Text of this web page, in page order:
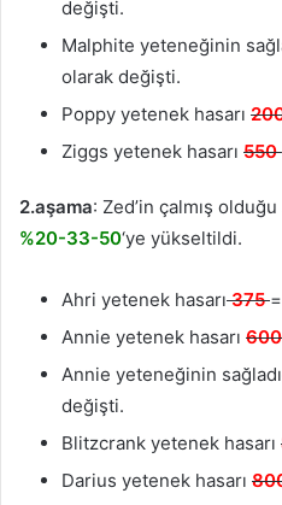
değişti.
Malphite yeteneğinin
olarak değişti.
Poppy yetenek hasarı
Ziggs yetenek hasarı 550
2.aşama: Zed’in çalmış olduğu
%20-33-50‘ye yükseltildi.
Ahri yetenek hasarı375 =
Annie yetenek hasarı 600
Annie yeteneğinin
değişti.
Blitzcrank yetenek hasarı
Darius yetenek hasarı